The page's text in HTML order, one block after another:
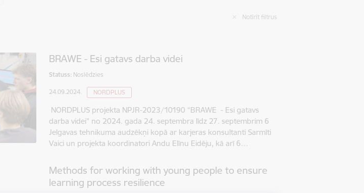
Notīrīt filtrus
BRAWE - Esi gatavs darba videi
Statuss: Noslēdzies
24.09.2024. NORDPLUS
NORDPLUS projekta NPJR-2023/10190 “BRAWE - Esi gatavs
darba videi” no 2024. gada 24. septembra līdz 27. septembrim 6
Jelgavas tehnikuma audzēkņi kopā ar karjeras konsultanti Sarmīti
Vaici un projekta koordinatori Andu Elīnu Eidēju, kā arī 6…
Methods for working with young people to ensure
learning process resilience